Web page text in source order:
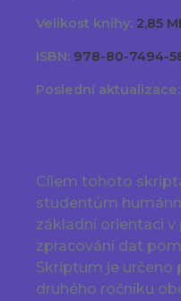
Velikost knihy: 2,85
ISBN: 978-80-7494-
Poslední aktualizace:
Cílem tohoto
studentům
základní orientaci v
zpracování dat
Skriptum je určeno
druhého ročníku